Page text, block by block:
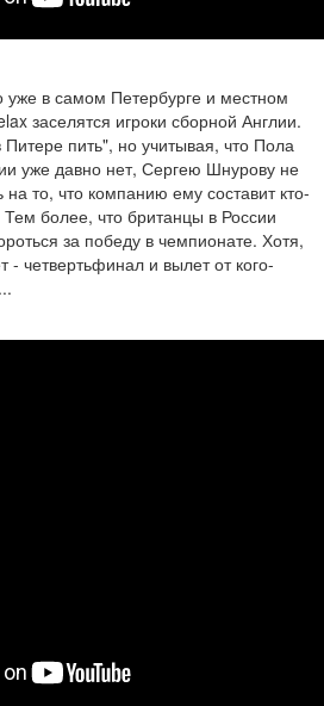
уже в самом Петербурге и местном
заселятся игроки сборной Англии.
пить", но учитывая, что Пола
уже давно нет, Сергею Шнурову не
на то, что компанию ему составит кто-
Тем более, что британцы в России
за победу в чемпионате. Хотя,
- четвертьфинал и вылет от кого-